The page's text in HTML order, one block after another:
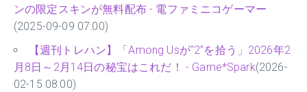
ンの限定スキンが無料配布 - 電ファミニコゲーマー
(2025-09-09 07:00)
【週刊トレハン】「Among Usが“2”を拾う」2026年2
月8日～2月14日の秘宝はこれだ！ - Game*Spark(2026-
02-15 08:00)